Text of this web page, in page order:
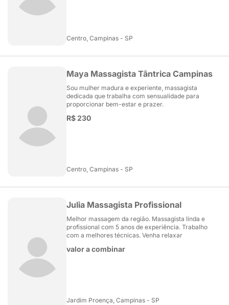
Centro, Campinas - SP
Maya Massagista Tântrica Campinas
Sou mulher madura e experiente, massagista
dedicada que trabalha com sensualidade para
proporcionar bem-estar e prazer.
R$ 230
Centro, Campinas - SP
Julia Massagista Profissional
Melhor massagem da região. Massagista linda e
profissional com 5 anos de experiência. Trabalho
com a melhores técnicas. Venha relaxar
valor a combinar
Jardim Proença, Campinas - SP